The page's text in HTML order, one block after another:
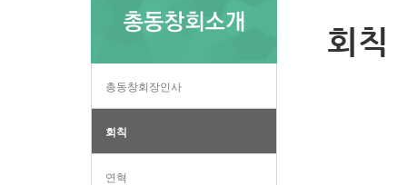
총동창회장인사
회칙
연혁
회칙